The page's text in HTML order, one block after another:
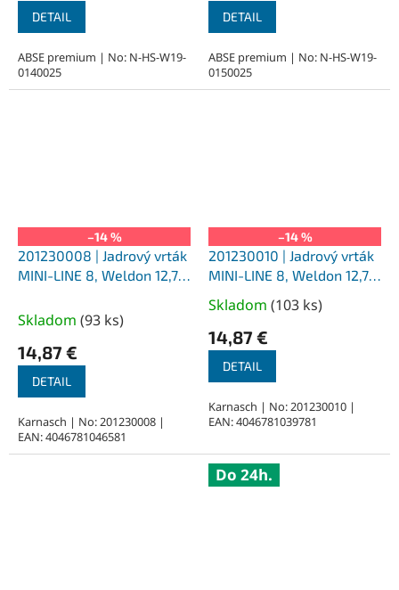
DETAIL
ABSE premium | No: N-HS-W19-
0140025
DETAIL
ABSE premium | No: N-HS-W19-
0150025
–14 %
201230008 | Jadrový vrták
MINI-LINE 8, Weldon 12,7,
Skladom (93 ks)
14,87 €
DETAIL
Karnasch | No: 201230008 |
EAN: 4046781046581
–14 %
201230010 | Jadrový vrták
MINI-LINE 8, Weldon 12,7,
Priemerné
hodnotenie
produktu
5,0
z
5
Skladom (103 ks)
14,87 €
DETAIL
Karnasch | No: 201230010 |
EAN: 4046781039781
Do 24h.